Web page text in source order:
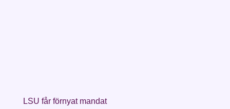
LSU får förnyat mandat